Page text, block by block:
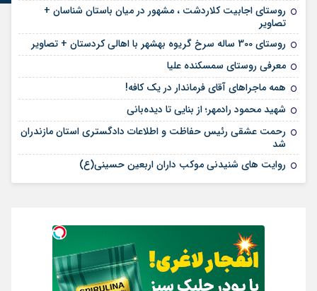
روستای اجابیت کلاردشت ، مشهور در میان باستان شناسان +
تصاویر
روستای 300 ساله سرخ ‌گریوه بهشهر با اهالی کردستان + تصاویر
معرفی روستای سمسکنده علیا
همه ماجراهای آقای فرماندار در یک کافه!
شهید محمود رادمهر؛ از بنایی تا دیده‌بانی
رحمت عشقی رئیس حفاظت و اطلاعات دادگستری استان مازندران
شد
روایت های شنیدنی موکب داران اربعین حسینی(ع)